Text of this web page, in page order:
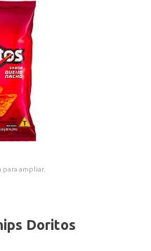
para ampliar.
Doritos